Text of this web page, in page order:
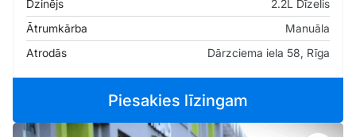
Dzinējs
2.2L Dīzelis
Ātrumkārba
Manuāla
Atrodās
Dārzciema iela 58, Rīga
Piesakies līzingam